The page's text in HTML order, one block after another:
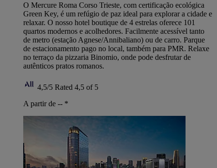
O Mercure Roma Corso Trieste, com certificação ecológica
Green Key, é um refúgio de paz ideal para explorar a cidade e
relaxar. O nosso hotel boutique de 4 estrelas oferece 101
quartos modernos e acolhedores. Facilmente acessível tanto
de metro (estação Agnese/Annibaliano) ou de carro. Parque
de estacionamento pago no local, também para PMR. Relaxe
no terraço da pizzaria Binomio, onde pode desfrutar de
autênticos pratos romanos.
4,5/5 Rated 4,5 of 5
A partir de -- *